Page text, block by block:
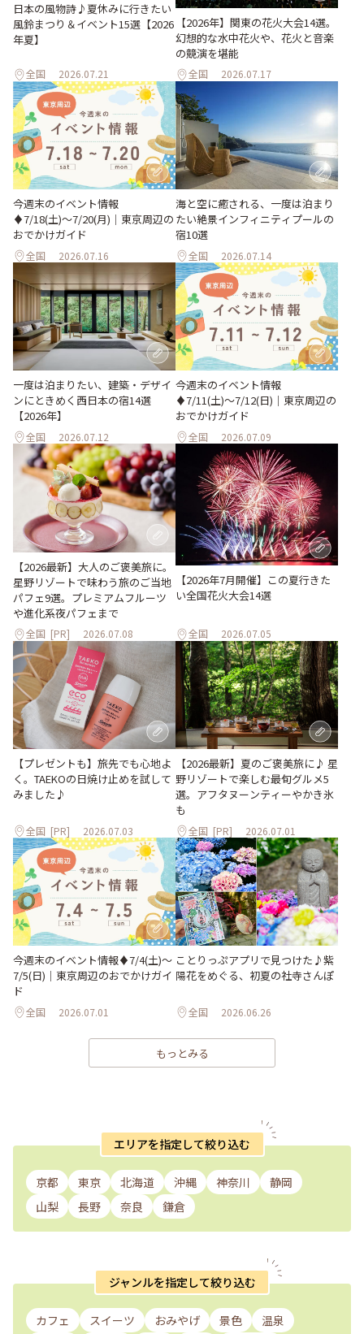
日本の風物詩♪夏休みに行きたい
風鈴まつり＆イベント15選【2026
年夏】
全国 2026.07.21
【2026年】関東の花火大会14選。
幻想的な水中花火や、花火と音楽
の競演を堪能
全国 2026.07.17
今週末のイベント情報
♦︎7/18(土)〜7/20(月)｜東京周辺の
おでかけガイド
全国 2026.07.16
海と空に癒される、一度は泊まり
たい絶景インフィニティプールの
宿10選
全国 2026.07.14
一度は泊まりたい、建築・デザイ
ンにときめく西日本の宿14選
【2026年】
全国 2026.07.12
今週末のイベント情報
♦︎7/11(土)〜7/12(日)｜東京周辺の
おでかけガイド
全国 2026.07.09
【2026最新】大人のご褒美旅に。
星野リゾートで味わう旅のご当地
パフェ9選。プレミアムフルーツ
や進化系夜パフェまで
全国 [PR] 2026.07.08
【2026年7月開催】この夏行きた
い全国花火大会14選
全国 2026.07.05
【プレゼントも】旅先でも心地よ
く。TAEKOの日焼け止めを試して
みました♪
全国 [PR] 2026.07.03
【2026最新】夏のご褒美旅に♪ 星
野リゾートで楽しむ最旬グルメ5
選。アフタヌーンティーやかき氷
も
全国 [PR] 2026.07.01
今週末のイベント情報♦︎7/4(土)〜
7/5(日)｜東京周辺のおでかけガイ
ド
全国 2026.07.01
ことりっぷアプリで見つけた♪紫
陽花をめぐる、初夏の社寺さんぽ
全国 2026.06.26
もっとみる
エリアを指定して絞り込む
京都 東京 北海道 沖縄 神奈川
静岡
山梨
長野 奈良 鎌倉
ジャンルを指定して絞り込む
カフェ スイーツ おみやげ 景色 温泉